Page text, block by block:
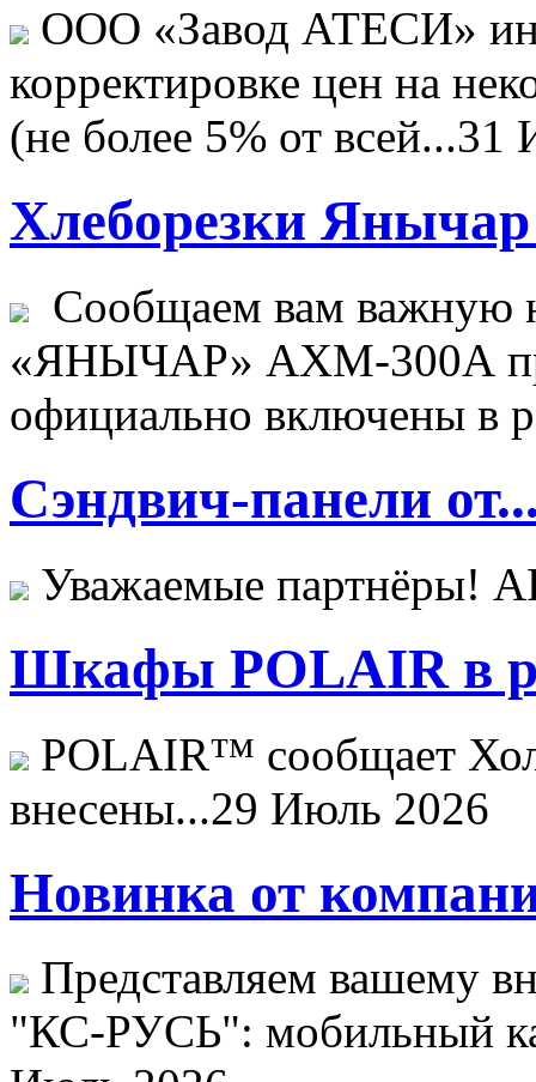
ООО «Завод АТЕСИ»
корректировке цен на
(не более 5% от всей...31
Хлеборезки Янычар
Сообщаем вам важную
«ЯНЫЧАР» АХМ-300А
официально включены в
Сэндвич-панели
Уважаемые
Шкафы POLAIR в
POLAIR™ сообщает
внесены...29 Июль 2026
Новинка от
Представляем вашему
"КС-РУСЬ": мобильный